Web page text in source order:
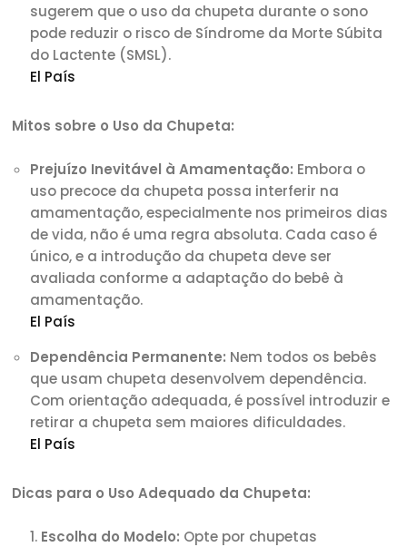
sugerem que o uso da chupeta durante o sono
pode reduzir o risco de Síndrome da Morte Súbita
do Lactente (SMSL).
El País
Mitos sobre o Uso da Chupeta:
Prejuízo Inevitável à Amamentação: Embora o
uso precoce da chupeta possa interferir na
amamentação, especialmente nos primeiros dias
de vida, não é uma regra absoluta. Cada caso é
único, e a introdução da chupeta deve ser
avaliada conforme a adaptação do bebê à
amamentação.
El País
Dependência Permanente: Nem todos os bebês
que usam chupeta desenvolvem dependência.
Com orientação adequada, é possível introduzir e
retirar a chupeta sem maiores dificuldades.
El País
Dicas para o Uso Adequado da Chupeta:
Escolha do Modelo: Opte por chupetas